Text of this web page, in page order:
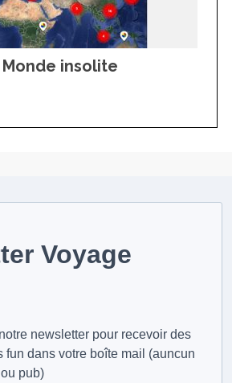
insolite
Voyage
newsletter pour recevoir des
fun dans votre boîte mail (auncun
pub)